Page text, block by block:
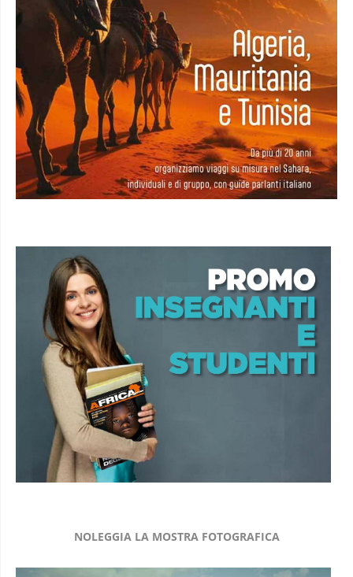
NOLEGGIA LA MOSTRA FOTOGRAFICA